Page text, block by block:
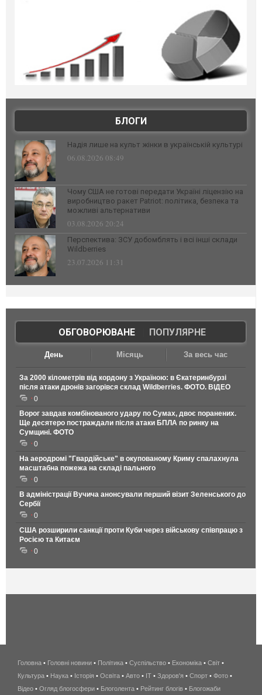
БЛОГИ
Надія лише на культ жінки в українській культурі
06.08.2026 08:49
Чому США не готові передати Україні ліцензію на
виробництво ракет Patriot: політика, безпека та
можливі альтернативи
03.08.2026 20:24
Перспектива: ЗСУ добомблять і всі інші склади
Wildberries
23.07.2026 11:31
ОБГОВОРЮВАНЕ| ПОПУЛЯРНЕ
День Місяць За весь час
За 2000 кілометрів від кордону з Україною: в Єкатеринбурзі
після атаки дронів загорівся склад Wildberries. ФОТО. ВІДЕО
0
Ворог завдав комбінованого удару по Сумах, двоє поранених.
Ще десятеро постраждали після атаки БПЛА по ринку на
Сумщині. ФОТО
0
На аеродромі "Гвардійське" в окупованому Криму спалахнула
масштабна пожежа на складі пального
0
В адміністрації Вучича анонсували перший візит Зеленського до
Сербії
0
США розширили санкції проти Куби через військову співпрацю з
Росією та Китаєм
0
беспроводной
интернет
киев
Головна • Головні новини • Політика • Суспільство • Економіка • Світ •
Культура • Наука • Історія • Освіта • Авто • IT • Здоров'я • Спорт • Фото •
Відео • Огляд блогосфери • Блоголента • Рейтинг блогів • Блогожаби